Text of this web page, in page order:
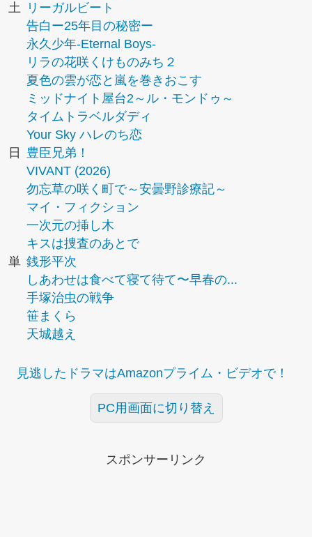
土
リーガルビート
告白ー25年目の秘密ー
永久少年-Eternal Boys-
リラの花咲くけものみち２
夏色の雲が恋と嵐を巻きおこす
ミッドナイト屋台2～ル・モンドゥ～
タイムトラベルダディ
Your Sky ハレのち恋
日
豊臣兄弟！
VIVANT (2026)
勿忘草の咲く町で～安曇野診療記～
マイ・フィクション
一次元の挿し木
キスは捜査のあとで
単 銭形平次
しあわせは食べて寝て待て〜早春の...
手塚治虫の戦争
笹まくら
天城越え
見逃したドラマはAmazonプライム・ビデオで！
PC用画面に切り替え
スポンサーリンク